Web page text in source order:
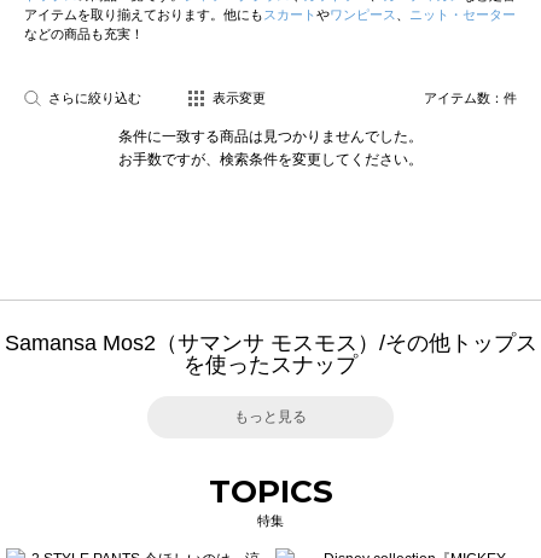
アイテムを取り揃えております。他にも スカート やワンピース
ニット・セーター
などの商品も充実！
さらに絞り込む 表示変更 アイテム数： 件
条件に一致する商品は見つかりませんでした。
お手数ですが、検索条件を変更してください。
Samansa Mos2（サマンサ モスモス）/その他トップス
を使ったスナップ
もっと見る
TOPICS
特集